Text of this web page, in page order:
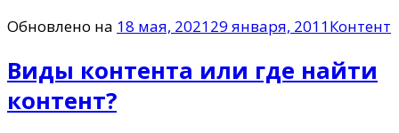
Обновлено на 18 мая, 202129 января, 2011Контент
Виды контента или где найти
контент?